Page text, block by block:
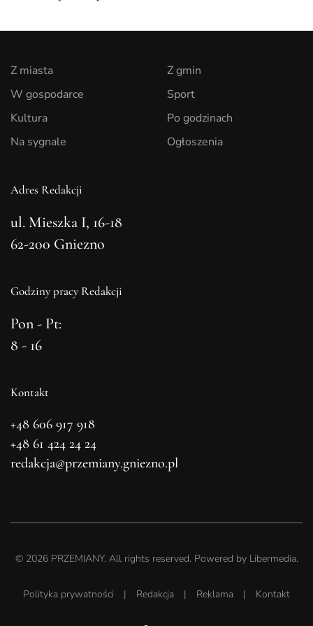
Z miasta
W gospodarce
Kultura
Na sygnale
Z gmin
Sport
Po godzinach
Ogłoszenia
Adres Redakcji
ul. Mieszka I, 16-18
62-200 Gniezno
Godziny pracy Redakcji
Pon - Pt:
8 - 16
Kontakt
+48 606 917 918
+48 61 424 24 24
redakcja@przemiany.gniezno.pl
© 2026PRZEMIANY. All rights reserved. Powered by Libermedia.
Polityka prywatności | Redakcja | Reklama | Kontakt